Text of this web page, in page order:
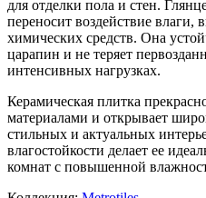
для отделки пола и стен.
переносит воздействие влаги,
химических средств. Она
царапин и не теряет
интенсивных нагрузках.
Керамическая плитка
материалами и открывает
стильных и актуальных
влагостойкости делает ее
комнат с повышенной